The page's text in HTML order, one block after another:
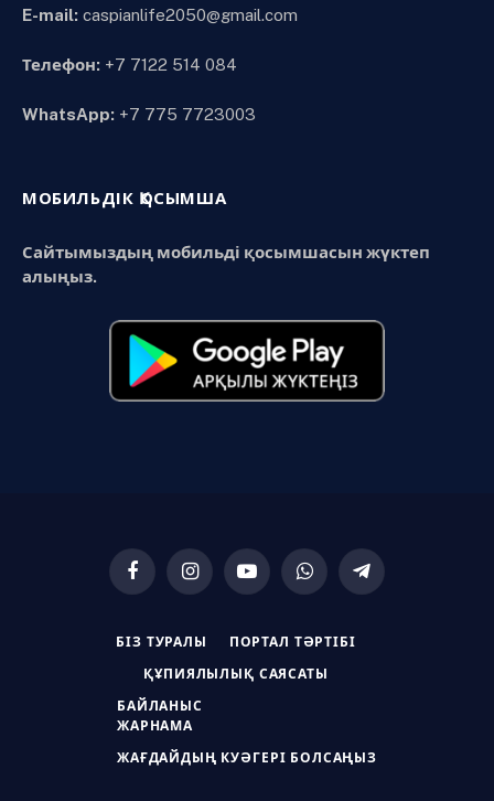
E-mail: caspianlife2050@gmail.com
Телефон: +7 7122 514 084
WhatsApp: +7 775 7723003
МОБИЛЬДІК ҚОСЫМША
Сайтымыздың мобильді қосымшасын жүктеп
алыңыз.
FacebookInstagramYouTubeWhatsAppTelegram
БІЗ ТУРАЛЫ ПОРТАЛ ТӘРТІБІ
ҚҰПИЯЛЫЛЫҚ САЯСАТЫ
БАЙЛАНЫС
ЖАРНАМА
ЖАҒДАЙДЫҢ КУӘГЕРІ БОЛСАҢЫЗ